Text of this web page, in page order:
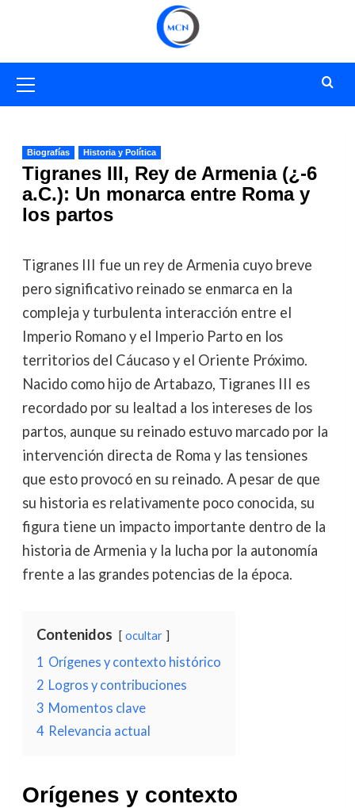
primario
Biografías Historia y Política
Tigranes III, Rey de Armenia (¿-6
a.C.): Un monarca entre Roma y
los partos
Tigranes III fue un rey de Armenia cuyo breve
pero significativo reinado se enmarca en la
compleja y turbulenta interacción entre el
Imperio Romano y el Imperio Parto en los
territorios del Cáucaso y el Oriente Próximo.
Nacido como hijo de Artabazo, Tigranes III es
recordado por su lealtad a los intereses de los
partos, aunque su reinado estuvo marcado por la
intervención directa de Roma y las tensiones
que esto provocó en su reinado. A pesar de que
su historia es relativamente poco conocida, su
figura tiene un impacto importante dentro de la
historia de Armenia y la lucha por la autonomía
frente a las grandes potencias de la época.
Contenidos ocultar
1 Orígenes y contexto histórico
2 Logros y contribuciones
3 Momentos clave
4 Relevancia actual
Orígenes y contexto